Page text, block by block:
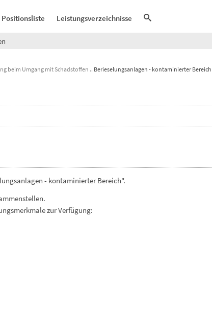
Positionsliste Leistungsverzeichnisse
beim Umgang mit Schadstoffen Berieselungsanlagen - kontaminierter Bereich
- kontaminierter Bereich".
zur Verfügung: